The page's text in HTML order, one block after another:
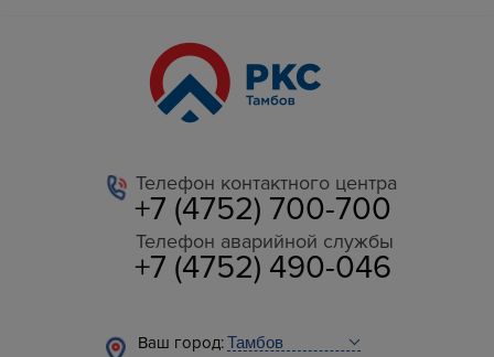
Телефон контактного центра
+7 (4752) 700-700
Телефон аварийной службы
+7 (4752) 490-046
Ваш город: